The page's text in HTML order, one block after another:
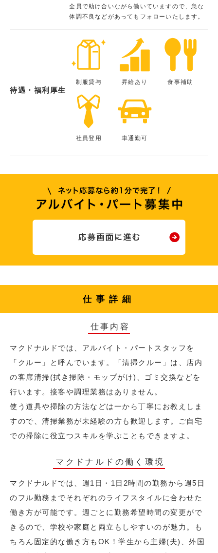
全員で助け合いながら働いていますので、急な
体調不良などがあってもフォローいたします。
待遇・福利厚生
制服貸与 昇給あり 食事補助
社員登用 車通勤可
仕事詳細
仕事内容
マクドナルドでは、アルバイト・パートスタッフを
「クルー」と呼んでいます。「清掃クルー」は、店内
の客席清掃(拭き掃除・モップがけ)、ゴミ交換などを
行います。接客や調理業務はありません。
使う道具や掃除の方法などは一から丁寧にお教えしま
すので、清掃業務が未経験の方も歓迎します。ご自宅
での掃除に役立つスキルを学ぶこともできますよ。
マクドナルドの働く環境
マクドナルドでは、週1日・1日2時間の勤務から週5日
のフル勤務までそれぞれのライフスタイルに合わせた
働き方が可能です。週ごとに勤務希望時間の変更がで
きるので、学校や家庭と両立もしやすいのが魅力。も
ちろん固定的な働き方もOK！学生から主婦(夫)、外国